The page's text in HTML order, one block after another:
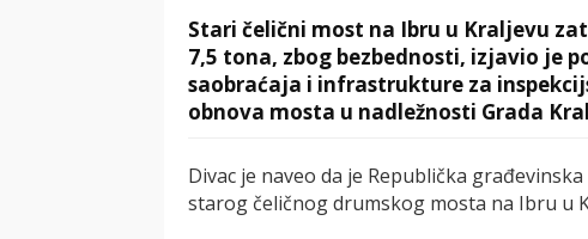
Stari čelični most na Ibru u Kraljevu
7,5 tona, zbog bezbednosti, izjavio je
saobraćaja i infrastrukture za
obnova mosta u nadležnosti Grada
Divac je naveo da je Republička
starog čeličnog drumskog mosta na Ibru u